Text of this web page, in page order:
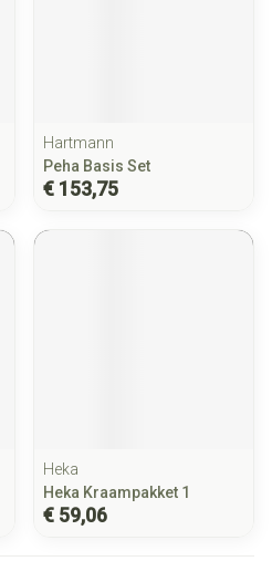
Hartmann
Peha Basis Set
€ 153,75
Heka
Heka Kraampakket 1
€ 59,06